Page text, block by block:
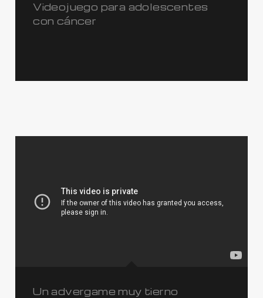
Videojuego para adolescentes
con cáncer
Un advergame muy tierno